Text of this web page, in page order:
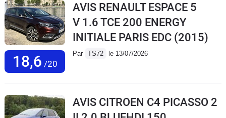
18,6 /20
AVIS RENAULT ESPACE 5
V 1.6 TCE 200 ENERGY
INITIALE PARIS EDC (2015)
Par TS72 le 13/07/2026
AVIS CITROEN C4 PICASSO 2